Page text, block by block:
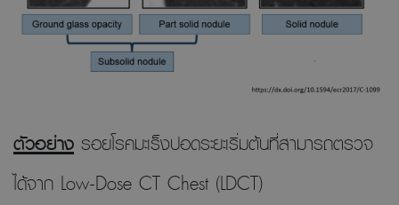
ตัวอย่าง รอยโรคมะเร็งปอดระยะเริ่มต้นที่สามารถตรวจ
ได้จาก Low-Dose CT Chest (LDCT)